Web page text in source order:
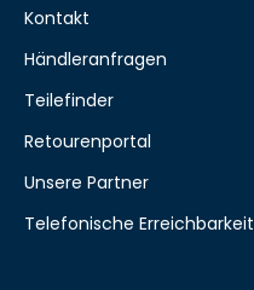
Kontakt
Händleranfragen
Teilefinder
Retourenportal
Unsere Partner
Telefonische Erreichbarkeit